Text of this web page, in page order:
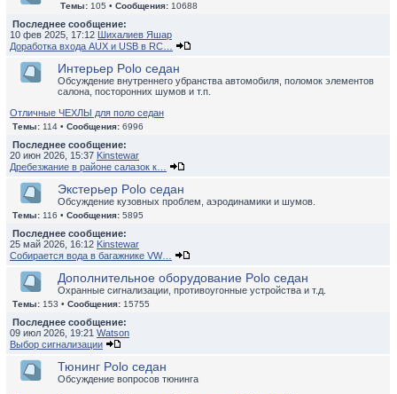
Темы: 105 • Сообщения: 10688
Последнее сообщение:
10 фев 2025, 17:12 Шихалиев Яшар
Доработка входа AUX и USB в RC…
Интерьер Polo седан
Обсуждение внутреннего убранства автомобиля, поломок элементов
салона, посторонних шумов и т.п.
Отличные ЧЕХЛЫ для поло седан
Темы: 114 • Сообщения: 6996
Последнее сообщение:
20 июн 2026, 15:37 Kinstewar
Дребезжание в районе салазок к…
Экстерьер Polo седан
Обсуждение кузовных проблем, аэродинамики и шумов.
Темы: 116 • Сообщения: 5895
Последнее сообщение:
25 май 2026, 16:12 Kinstewar
Собирается вода в багажнике VW…
Дополнительное оборудование Polo седан
Охранные сигнализации, противоугонные устройства и т.д.
Темы: 153 • Сообщения: 15755
Последнее сообщение:
09 июл 2026, 19:21 Watson
Выбор сигнализации
Тюнинг Polo седан
Обсуждение вопросов тюнинга